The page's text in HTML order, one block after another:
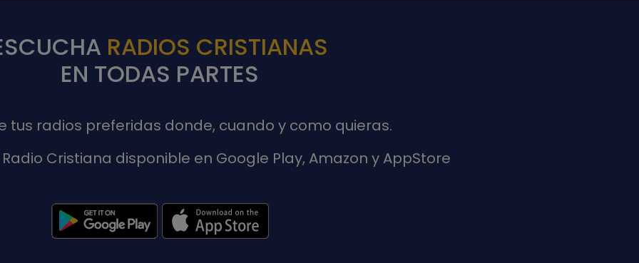
RADIOS CRISTIANAS
EN TODAS PARTES
tus radios preferidas donde, cuando y como quieras.
Cristiana disponible en Google Play, Amazon y AppStore